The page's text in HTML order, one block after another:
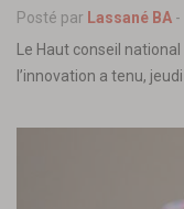
Posté par Lassané BA -
Le Haut conseil
l’innovation a tenu,